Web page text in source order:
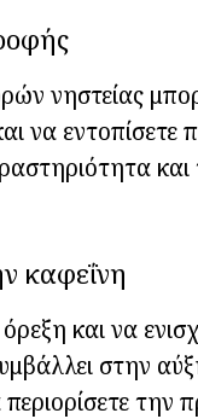
νηστείας
να
καφεΐνη
και να
στην
την